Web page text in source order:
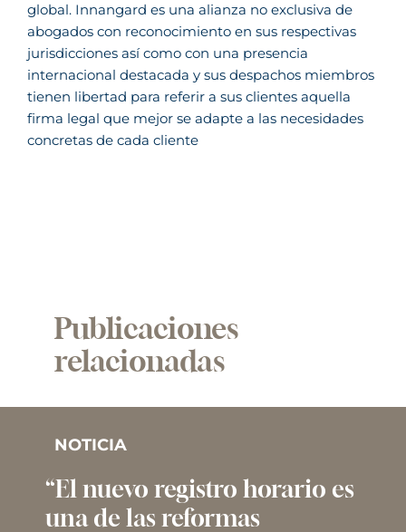
global. Innangard es una alianza no exclusiva de
abogados con reconocimiento en sus respectivas
jurisdicciones así como con una presencia
internacional destacada y sus despachos miembros
tienen libertad para referir a sus clientes aquella
firma legal que mejor se adapte a las necesidades
concretas de cada cliente
Publicaciones
relacionadas
NOTICIA
“El nuevo registro horario es
una de las reformas